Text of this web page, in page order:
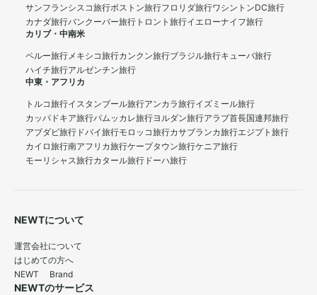
サンフランシスコ旅行ボストン旅行フロリダ旅行ワシントンDC旅行
カナダ旅行バンクーバー旅行 トロント旅行イエローナイフ旅行
カリブ・中南米
ペルー旅行メキシコ旅行カンクン旅行ブラジル旅行キューバ旅行
ハイチ旅行アルゼンチン旅行
中東・アフリカ
トルコ旅行イスタンブール旅行アンカラ旅行イズミール旅行
カッパドキア旅行パムッカレ旅行ヨルダン旅行アラブ首長国連邦旅行
アブダビ旅行 ドバイ旅行モロッコ旅行カサブランカ旅行エジプト旅行
カイロ旅行南アフリカ旅行ケープタウン旅行ケニア旅行
モーリシャス旅行カタール旅行 ドーハ旅行
NEWTについて
運営会社について
はじめての方へ
NEWT Brand
NEWTのサービス